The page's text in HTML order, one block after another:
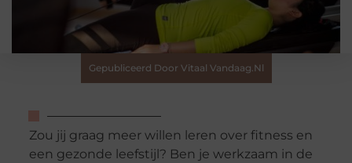
Gepubliceerd Door Vitaal Vandaag.nl
Zou jij graag meer willen leren over fitness en
een gezonde leefstijl? Ben je werkzaam in de